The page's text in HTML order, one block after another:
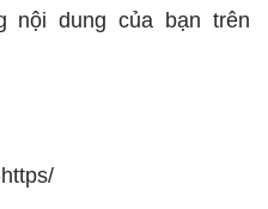
nội dung của bạn trên